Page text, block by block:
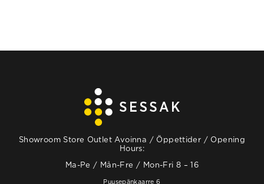
Showroom Store Outlet Avoinna / Öppettider / Opening
Hours:
Ma-Pe / Mån-Fre / Mon-Fri 8 – 16
Puusepänkaarre 6